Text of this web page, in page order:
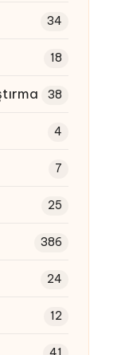
34
18
38
4
7
25
386
24
12